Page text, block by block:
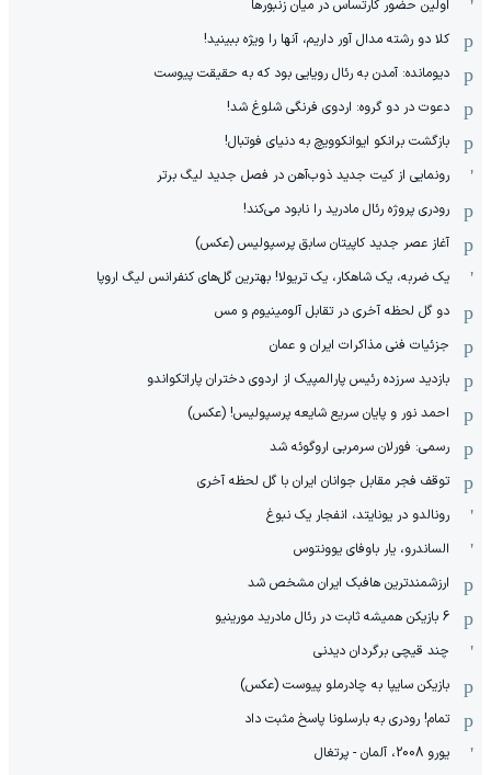
اولین حضور کارتساس در میان زنبورها
کلا دو‌ رشته مدال آور داریم، آنها را ویژه ببینید!
دیومانده: آمدن به رئال رویایی بود که به حقیقت پیوست
دعوت در دو گروه: اردوی فرنگی شلوغ شد!
بازگشت برانکو ایوانکوویچ به دنیای فوتبال!
رونمایی از کیت جدید ذوب‌آهن در فصل جدید لیگ برتر
رودری پروژه رئال مادرید را نابود می‌کند!
آغاز عصر جدید کاپیتان سابق پرسپولیس (عکس)
یک ضربه، یک شاهکار، یک تریولا! بهترین گل‌های کنفرانس لیگ اروپا
دو گل لحظه آخری در تقابل آلومینیوم و مس
جزئیات فنی مذاکرات ایران و عمان
بازدید سرزده رئیس پارالمپیک از اردوی دختران پاراتکواندو
احمد نور و پایان سریع شایعه پرسپولیس! (عکس)
رسمی: فورلان سرمربی اروگوئه شد
توقف فجر مقابل جوانان ایران با گل لحظه آخری
رونالدو در یونایتد، انفجار یک نبوغ
الساندرو، یار باوفای یوونتوس
ارزشمندترین هافبک ایران مشخص شد
6 بازیکن همیشه ثابت در رئال مادرید مورینیو
چند قیچی برگردان دیدنی
بازیکن سایپا به چادرملو پیوست (عکس)
تمام! رودری به بارسلونا پاسخ مثبت داد
یورو 2008، آلمان - پرتغال